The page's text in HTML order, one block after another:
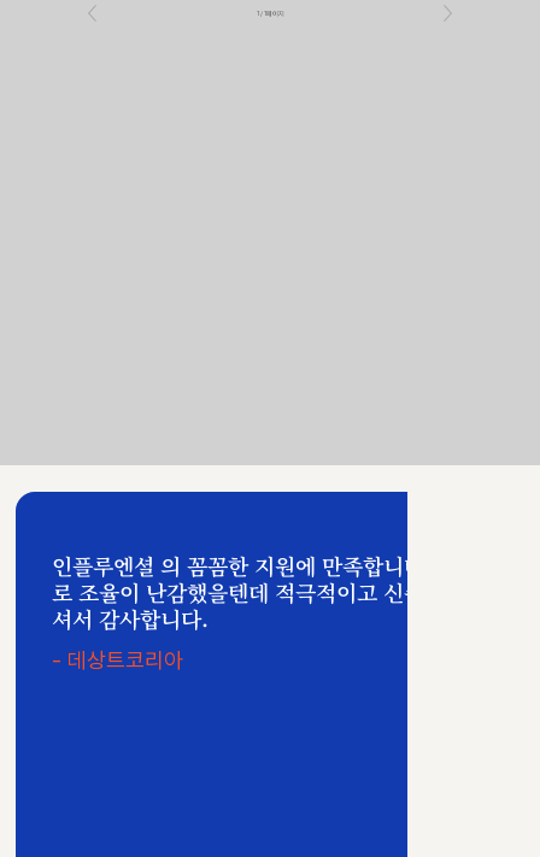
1 / 1페이지
인플루엔셜 의 꼼꼼한 지원에 만족합니다. 일정 변경
로 조율이 난감했을텐데 적극적이고 신속하게 협조해
셔서 감사합니다.
- 데상트코리아